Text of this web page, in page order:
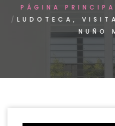
PÁGINA
LUDOTECA,
NUÑO